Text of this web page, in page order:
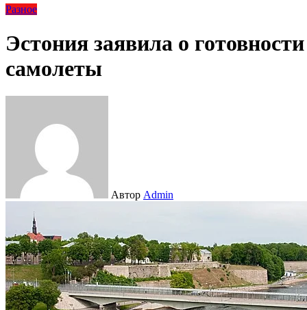
Разное
Эстония заявила о
самолеты
Автор Admin